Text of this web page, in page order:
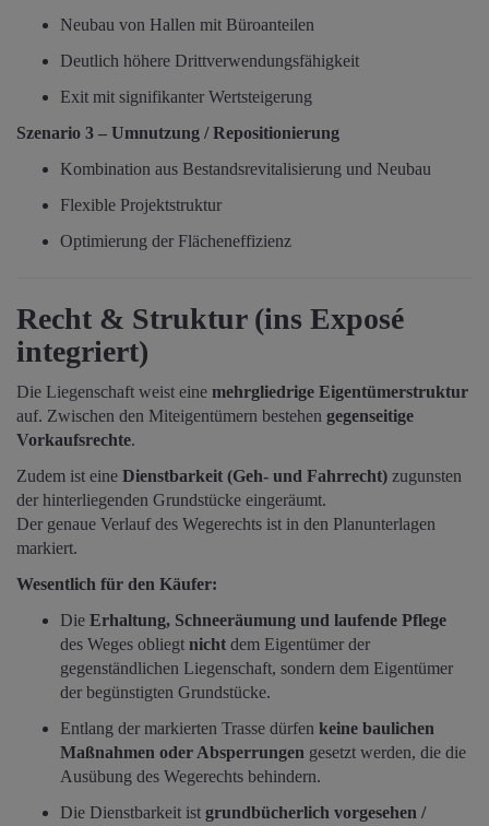
Neubau von Hallen mit Büroanteilen
Deutlich höhere Drittverwendungsfähigkeit
Exit mit signifikanter Wertsteigerung
Szenario 3 – Umnutzung / Repositionierung
Kombination aus Bestandsrevitalisierung und Neubau
Flexible Projektstruktur
Optimierung der Flächeneffizienz
Recht & Struktur (ins Exposé
integriert)
Die Liegenschaft weist eine mehrgliedrige Eigentümerstruktur
auf. Zwischen den Miteigentümern bestehen gegenseitige
Vorkaufsrechte.
Zudem ist eine Dienstbarkeit (Geh- und Fahrrecht) zugunsten
der hinterliegenden Grundstücke eingeräumt.
Der genaue Verlauf des Wegerechts ist in den Planunterlagen
markiert.
Wesentlich für den Käufer:
Die Erhaltung, Schneeräumung und laufende Pflege
des Weges obliegt nicht dem Eigentümer der
gegenständlichen Liegenschaft, sondern dem Eigentümer
der begünstigten Grundstücke.
Entlang der markierten Trasse dürfen keine baulichen
Maßnahmen oder Absperrungen gesetzt werden, die die
Ausübung des Wegerechts behindern.
Die Dienstbarkeit ist grundbücherlich vorgesehen /